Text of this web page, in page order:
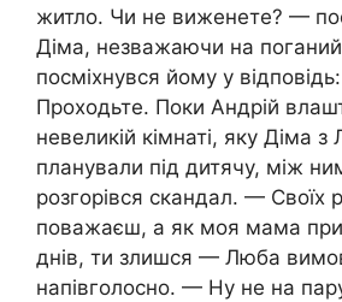
житло. Чи не виженете? —
Діма, незважаючи на поганий
посміхнувся йому у
Проходьте. Поки Андрій
невеликій кімнаті, яку Діма
планували під дитячу, між
розгорівся скандал. — Своїх
поважаєш, а як моя мама
днів, ти злишся — Люба
напівголосно. — Ну не на